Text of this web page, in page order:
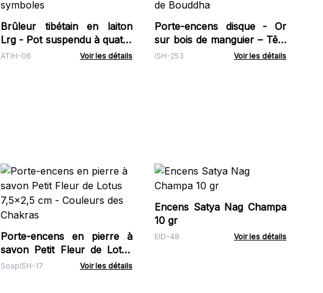
Brûleur tibétain en laiton
Lrg - Pot suspendu à quatre
symboles
ATIH-06 Voir les détails
Porte-encens disque - Or
sur bois de manguier – Tête
de Bouddha
ISH-253 Voir les détails
Porte-encens en pierre à
savon Petit Fleur de Lotus
7,5x2,5 cm - Couleurs des
SoapISH-17 Voir les détails
Encens Satya Nag Champa
10 gr
EID-48 Voir les détails